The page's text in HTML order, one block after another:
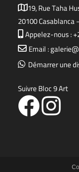
19, Rue Taha
20100 Casablanca
Appelez-nous :
Email :
Démarrer une
Suivre Bloc 9 Art